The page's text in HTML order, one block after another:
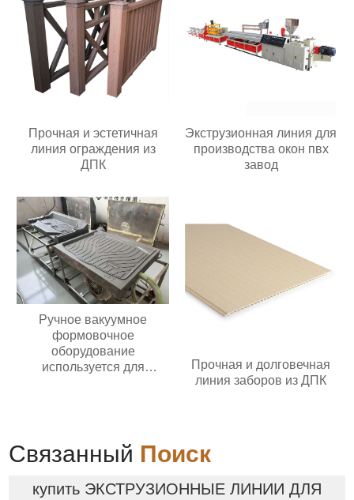
Прочная и эстетичная
линия ограждения из
ДПК
Экструзионная линия для
производства окон пвх
завод
Ручное вакуумное
формовочное
оборудование
используется для
Прочная и долговечная
линия заборов из ДПК
Связанный Поиск
купить ЭКСТРУЗИОННЫЕ ЛИНИИ ДЛЯ